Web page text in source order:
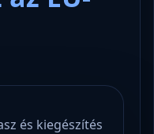
és kiegészítés